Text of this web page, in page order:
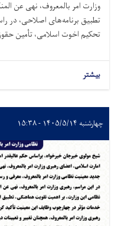
وزارت امر بالمعروف، نهی عن
تطبیق برنامه‌های اصلاحی، در
تحکیم اخوت اسلامی، تأمین
بیشتر
چهارشنبه ۱۴۰۵/۵/۱۴ - ۱۵:۳۸